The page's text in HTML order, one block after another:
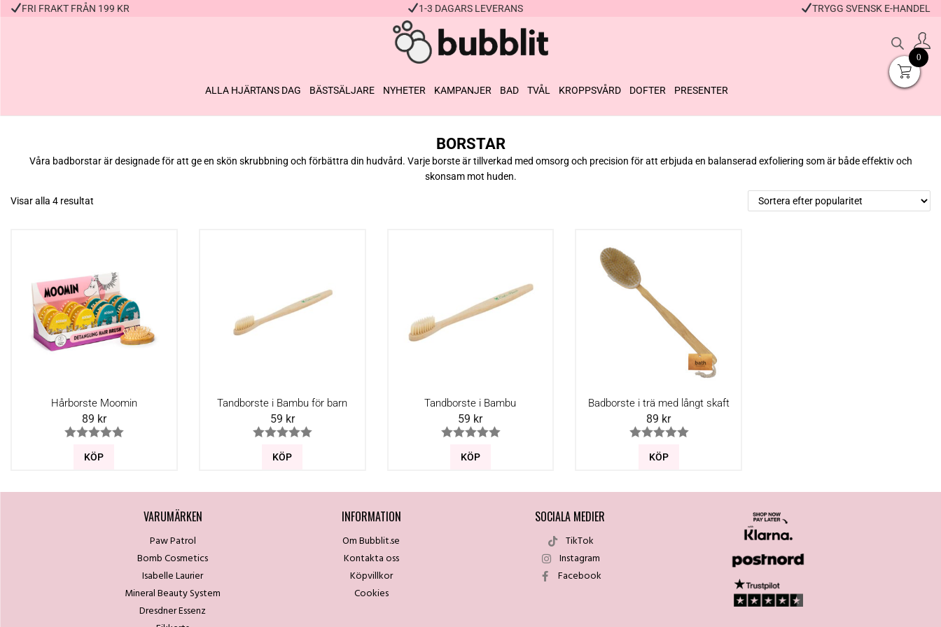
FRI FRAKT FRÅN 199 KR 1-3 DAGARS LEVERANS TRYGG SVENSK E-HANDEL
ALLA HJÄRTANS DAG BÄSTSÄLJARE NYHETER KAMPANJER BAD TVÅL KROPPSVÅRD DOFTER PRESENTER
BORSTAR
Våra badborstar är designade för att ge en skön skrubbning och förbättra din hudvård. Varje borste är tillverkad med omsorg och precision för att erbjuda en balanserad exfoliering som är både effektiv och
skonsam mot huden.
Visar alla 4 resultat
Hårborste Moomin
89 kr
KÖP
Tandborste i Bambu för barn
59 kr
KÖP
Tandborste i Bambu
59 kr
KÖP
Badborste i trä med långt skaft
89 kr
KÖP
VARUMÄRKEN
Paw Patrol
Bomb Cosmetics
Isabelle Laurier
Mineral Beauty System
Dresdner Essenz
INFORMATION
Om Bubblit.se
Kontakta oss
Köpvillkor
Cookies
SOCIALA MEDIER
TikTok
Instagram
Facebook
0
+ KÖP
49